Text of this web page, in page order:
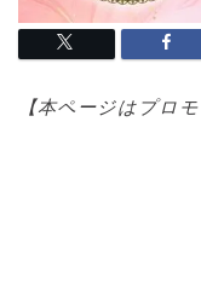
【本ページはプロモ